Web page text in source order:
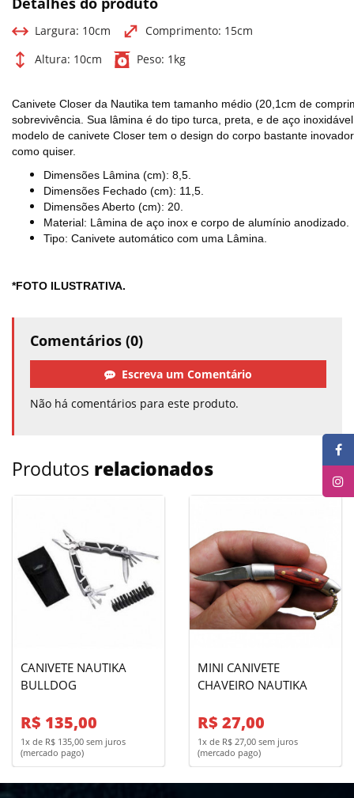
Largura: 10cm Comprimento: 15cm
Altura: 10cm Peso: 1kg
Canivete Closer da Nautika tem tamanho médio (20,1cm de
sobrevivência. Sua lâmina é do tipo turca, preta, e de aço
modelo de canivete Closer tem o design do corpo bastante
como quiser.
Dimensões Lâmina (cm): 8,5.
Dimensões Fechado (cm): 11,5.
Dimensões Aberto (cm): 20.
Material: Lâmina de aço inox e corpo de alumínio anodizado.
Tipo: Canivete automático com uma Lâmina.
*FOTO ILUSTRATIVA.
Comentários (0)
Escreva um Comentário
Não há comentários para este produto.
Produtos relacionados
CANIVETE NAUTIKA
BULLDOG
R$ 135,00
1x de R$ 135,00 sem juros
(mercado pago)
MINI CANIVETE
CHAVEIRO NAUTIKA
R$ 27,00
1x de R$ 27,00 sem juros
(mercado pago)